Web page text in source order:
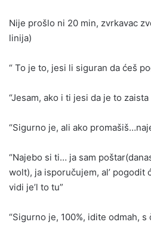
Nije prošlo ni 20 min, zvrkavac
linija)
“ To je to, jesi li siguran da ćeš
“Jesam, ako i ti jesi da je to zaista
“Sigurno je, ali ako
“Najebo si ti… ja sam
wolt), ja isporučujem, al’ pogodit
vidi je’l to tu”
“Sigurno je, 100%, idite odmah, s